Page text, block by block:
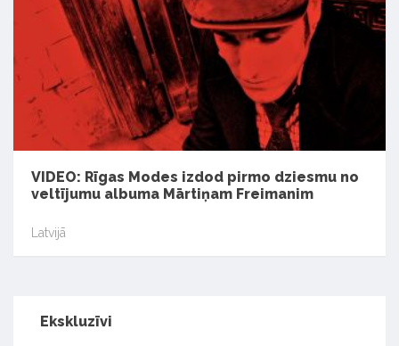
VIDEO: Rīgas Modes izdod pirmo dziesmu no
veltījumu albuma Mārtiņam Freimanim
Latvijā
Ekskluzīvi